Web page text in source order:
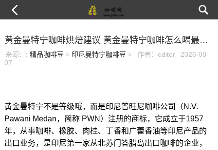
黄金曼特宁咖啡烘焙建议 黄金曼特宁咖啡怎么喝最合适
来源： : 精品咖啡豆 > 印尼曼特宁咖啡豆 > 作者：editer
2026-08-
07
黄金曼特宁不是等级哦，而是印尼普旺尼咖啡公司（N.V.
Pawani Medan，简称 PWN）注册的商标，它成立于1957
年，从事咖啡、橡胶、肉桂、丁香和广藿香油等印尼产品的
出口业务，是印尼第一家从北苏门答腊岛出口咖啡的企业，